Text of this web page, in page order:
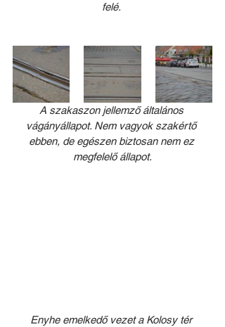
felé.
A szakaszon jellemző általános
vágányállapot. Nem vagyok szakértő
ebben, de egészen biztosan nem ez
megfelelő állapot.
Enyhe emelkedő vezet a Kolosy tér